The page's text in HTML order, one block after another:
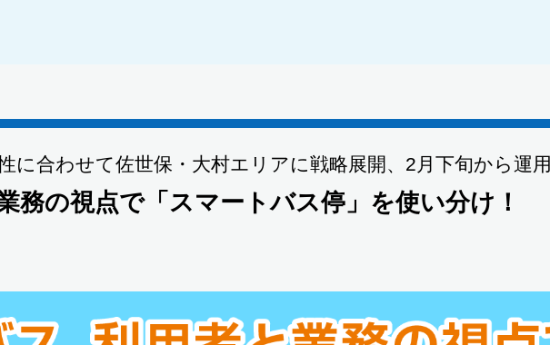
に合わせて佐世保・大村エリアに戦略展開、2月下旬から運
務の視点で「スマートバス停」を使い分け！